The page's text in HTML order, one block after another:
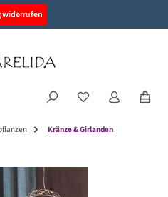
widerrufen
Kränze & Girlanden